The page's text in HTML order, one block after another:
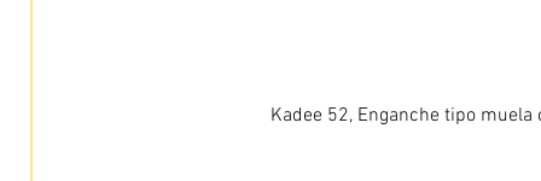
Kadee 52, Enganche tipo